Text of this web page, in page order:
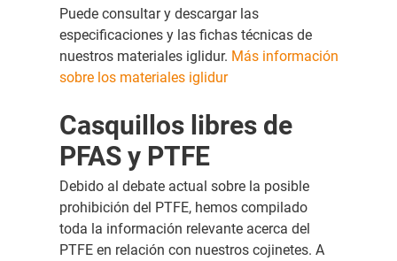
Puede consultar y descargar las
especificaciones y las fichas técnicas de
nuestros materiales iglidur. Más información
sobre los materiales iglidur
Casquillos libres de
PFAS y PTFE
Debido al debate actual sobre la posible
prohibición del PTFE, hemos compilado
toda la información relevante acerca del
PTFE en relación con nuestros cojinetes. A